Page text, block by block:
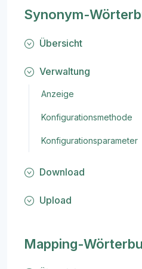
Synonym-
Übersicht
Verwaltung
Anzeige
Konfigurationsmethode
Konfigurationsparameter
Download
Upload
Mapping-